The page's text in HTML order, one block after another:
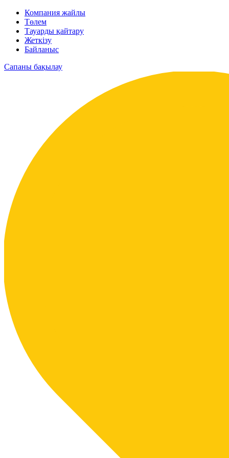
Компания жайлы
Төлем
Тауарды қайтару
Жеткізу
Байланыс
Сапаны бақылау